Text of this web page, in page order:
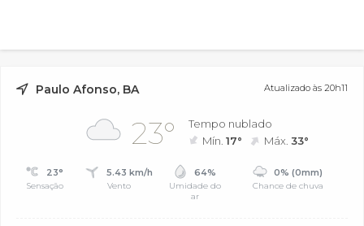
Paulo Afonso, BA Atualizado às 20h11
23°
Tempo nublado
Mín.17° Máx.33°
23°
Sensação
5.43 km/h
Vento
64%
Umidade do
ar
0% (0mm)
Chance de chuva